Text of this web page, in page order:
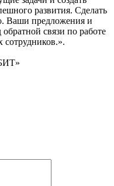
развития. Сделать
Ваши предложения и
связи по работе
сотрудников.».